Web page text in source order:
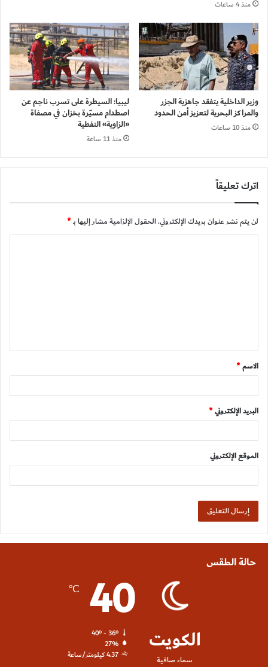
منذ 4 ساعات
وزير الداخلية يتفقد جاهزية الجزر
والمراكز البحرية لتعزيز أمن الحدود
منذ 10 ساعات
ليبيا: السيطرة على تسرب ناجم عن
اصطدام مسيّرة بخزان في مصفاة
«الزاوية» النفطية
منذ 11 ساعة
اترك تعليقاً
لن يتم نشر عنوان بريدك الإلكتروني.الحقول الإلزامية مشار إليها بـ*
ق
*
الاسم*
البريد الإلكتروني*
الموقع الإلكتروني
حالة الطقس
الكويت
سماء صافية
40
℃
40º - 36º
27%
4.37 كيلومتر/ساعة